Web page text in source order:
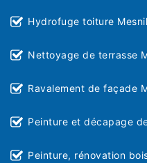
Hydrofuge toiture
Nettoyage de terrasse
Ravalement de façade
Peinture et décapage
Peinture, rénovation